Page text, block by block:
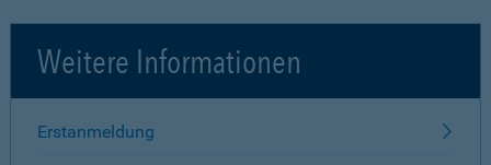
Weitere Informationen
Erstanmeldung